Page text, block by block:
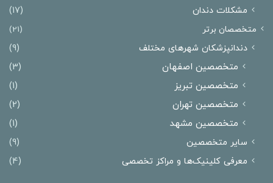
مشکلات دندان
(17)
متخصصان برتر (21)
دندانپزشکان شهرهای مختلف
(9)
متخصصین اصفهان
(3)
متخصصین تبریز
(1)
متخصصین تهران
(2)
متخصصین مشهد
(1)
سایر متخصصین
(9)
معرفی کلینیک‌ها و مراکز تخصصی
(4)